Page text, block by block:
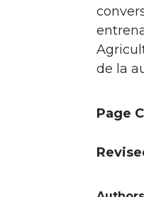
de la
Page